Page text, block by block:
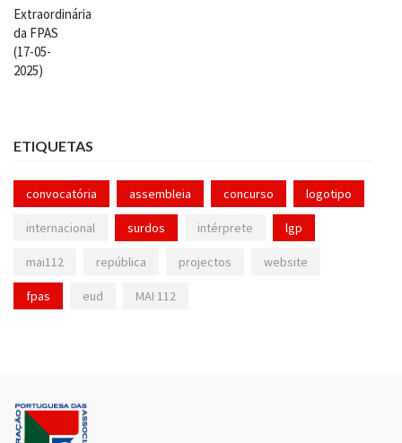
ETIQUETAS
convocatória assembleia concurso logotipo
internacional surdos intérprete lgp
mai112 república projectos website
fpas eud MAI 112